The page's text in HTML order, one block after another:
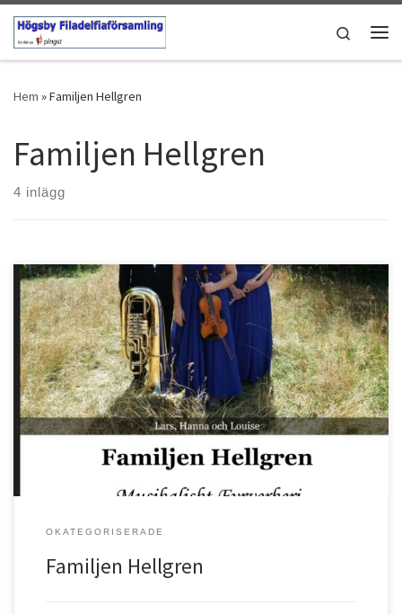
Hoppa till innehåll
Search
Hem »Familjen Hellgren
Familjen Hellgren
4 inlägg
Bostället 30/7
OKATEGORISERADE
Familjen Hellgren